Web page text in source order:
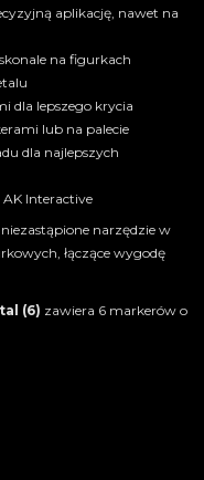
aplikację, nawet na
na figurkach
dla lepszego krycia
lub na palecie
dla najlepszych
Interactive
narzędzie w
łączące wygodę
(6) zawiera 6 markerów o